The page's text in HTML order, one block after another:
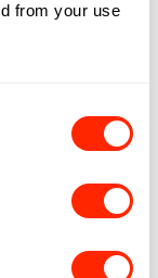
from your use